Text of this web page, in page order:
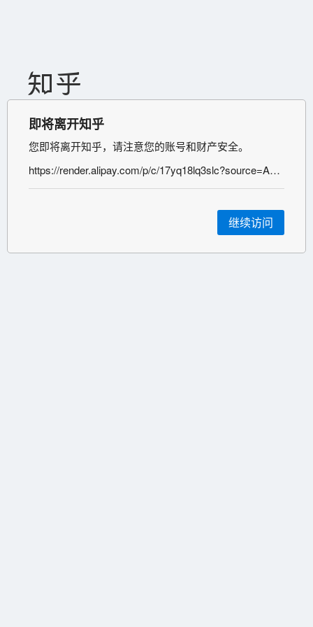
即将离开知乎
您即将离开知乎，请注意您的账号和财产安全。
https://render.alipay.com/p/c/17yq18lq3slc?source=ANHUI_SHUIWU
继续访问